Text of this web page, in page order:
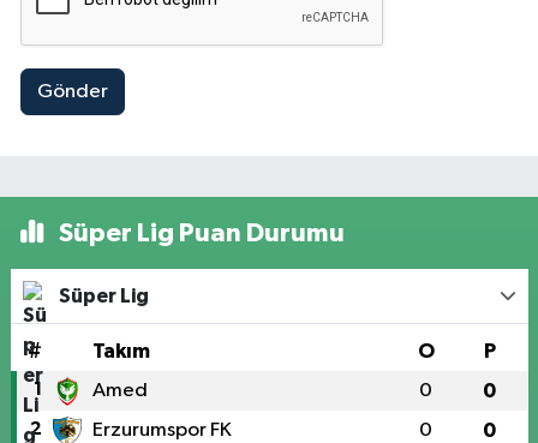
Gönder
Süper Lig Puan Durumu
Süper Lig
# Takım O P
1 Amed 0 0
2 Erzurumspor FK 0 0